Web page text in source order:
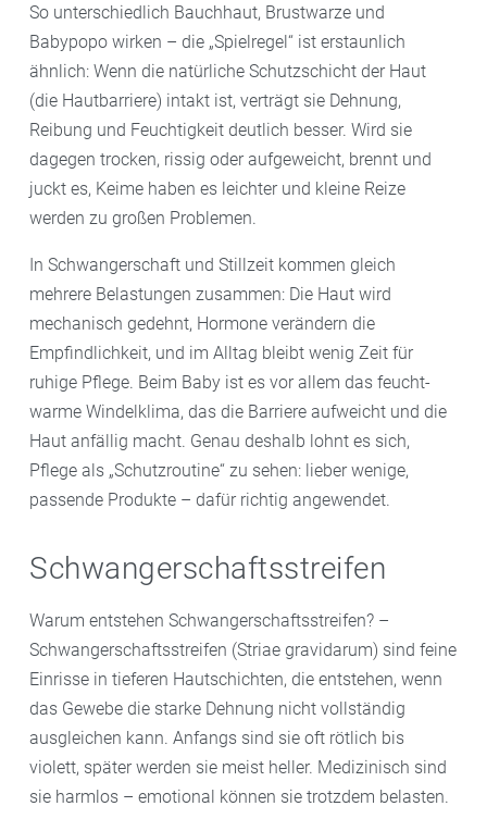
So unterschiedlich Bauchhaut, Brustwarze und
Babypopo wirken – die „Spielregel“ ist erstaunlich
ähnlich: Wenn die natürliche Schutzschicht der Haut
(die Hautbarriere) intakt ist, verträgt sie Dehnung,
Reibung und Feuchtigkeit deutlich besser. Wird sie
dagegen trocken, rissig oder aufgeweicht, brennt und
juckt es, Keime haben es leichter und kleine Reize
werden zu großen Problemen.
In Schwangerschaft und Stillzeit kommen gleich
mehrere Belastungen zusammen: Die Haut wird
mechanisch gedehnt, Hormone verändern die
Empfindlichkeit, und im Alltag bleibt wenig Zeit für
ruhige Pflege. Beim Baby ist es vor allem das feucht-
warme Windelklima, das die Barriere aufweicht und die
Haut anfällig macht. Genau deshalb lohnt es sich,
Pflege als „Schutzroutine“ zu sehen: lieber wenige,
passende Produkte – dafür richtig angewendet.
Schwangerschaftsstreifen
Warum entstehen Schwangerschaftsstreifen? –
Schwangerschaftsstreifen (Striae gravidarum) sind feine
Einrisse in tieferen Hautschichten, die entstehen, wenn
das Gewebe die starke Dehnung nicht vollständig
ausgleichen kann. Anfangs sind sie oft rötlich bis
violett, später werden sie meist heller. Medizinisch sind
sie harmlos – emotional können sie trotzdem belasten.